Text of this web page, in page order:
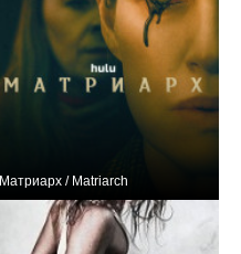
Матриарх / Matriarch